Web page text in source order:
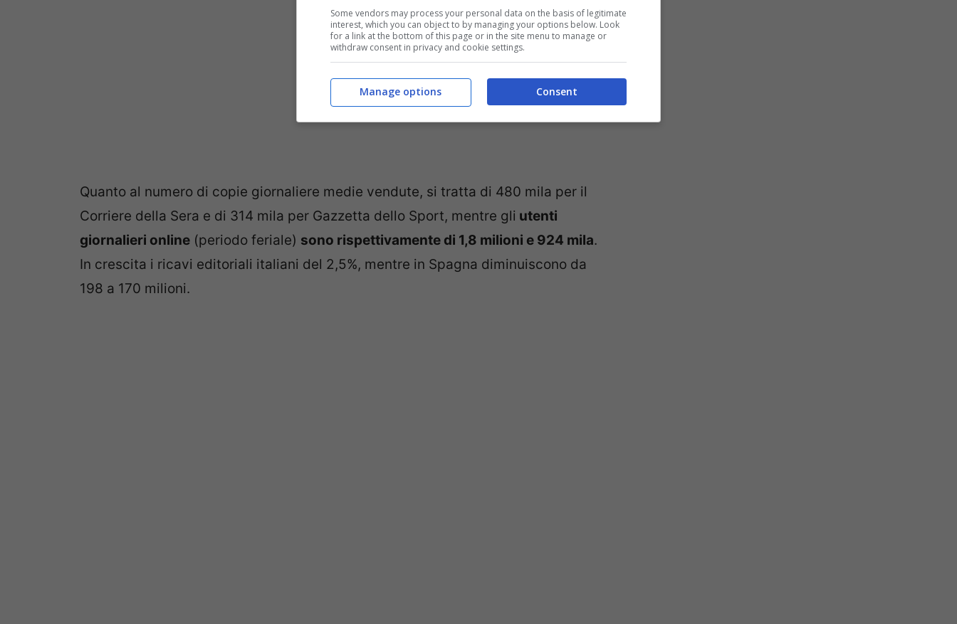
Quanto al numero di copie giornaliere medie vendute, si tratta di 480 mila per il
Corriere della Sera e di 314 mila per Gazzetta dello Sport, mentre gli utenti
giornalieri online (periodo feriale) sono rispettivamente di 1,8 milioni e 924 mila.
In crescita i ricavi editoriali italiani del 2,5%, mentre in Spagna diminuiscono da
198 a 170 milioni.
Some vendors may process your personal data on the basis of legitimate
interest, which you can object to by managing your options below. Look
for a link at the bottom of this page or in the site menu to manage or
withdraw consent in privacy and cookie settings.
Consent
Manage options